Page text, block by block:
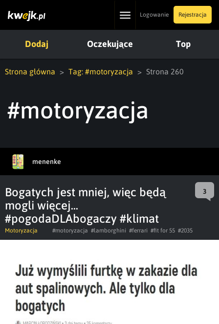
ToggleLogowanie Rejestracja
Dodaj Oczekujące Top
Strona główna Tag: #motoryzacja Strona 260
#motoryzacja
menenke
Bogatych jest mniej, więc będą
mogli więcej...
#pogodaDLAbogaczy #klimat
3
Motoryzacja #motoryzacja #lamborghini #ferrari #fit for 55 #2035